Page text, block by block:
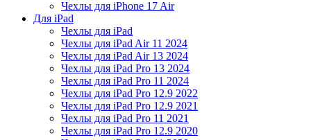
Чехлы для iPhone 17 Air
Для iPad
Чехлы для iPad
Чехлы для iPad Air 11 2024
Чехлы для iPad Air 13 2024
Чехлы для iPad Pro 13 2024
Чехлы для iPad Pro 11 2024
Чехлы для iPad Pro 12.9 2022
Чехлы для iPad Pro 12.9 2021
Чехлы для iPad Pro 11 2021
Чехлы для iPad Pro 12.9 2020